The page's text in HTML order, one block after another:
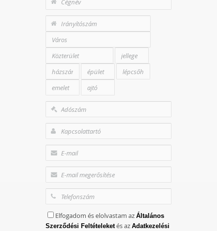
Elfogadom és elolvastam az Általános
Szerződési Feltételeketés az Adatkezelési